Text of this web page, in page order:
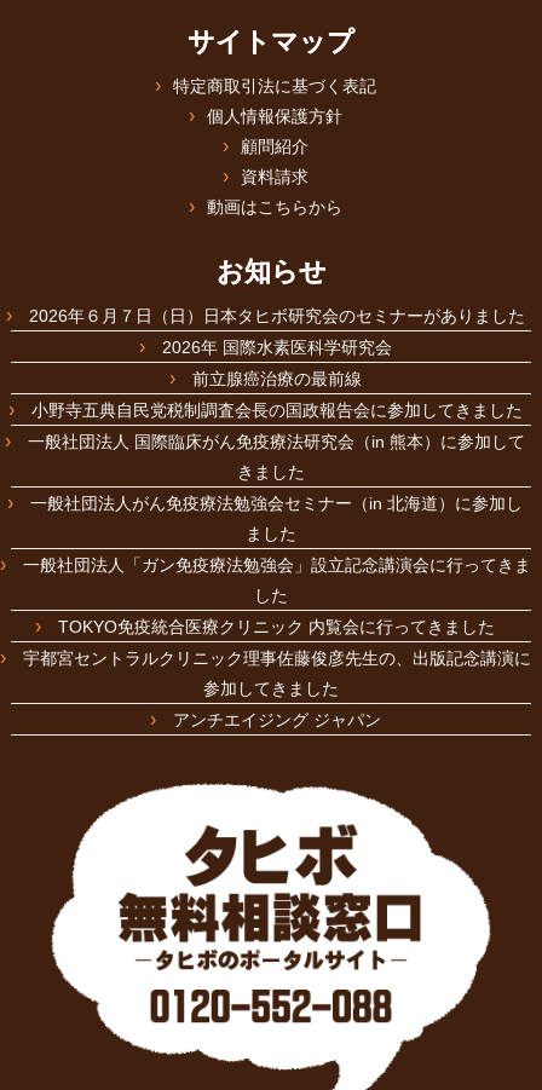
サイトマップ
特定商取引法に基づく表記
個人情報保護方針
顧問紹介
資料請求
動画はこちらから
お知らせ
2026年６月７日（日）日本タヒボ研究会のセミナーがありました
2026年 国際水素医科学研究会
前立腺癌治療の最前線
小野寺五典自民党税制調査会長の国政報告会に参加してきました
一般社団法人 国際臨床がん免疫療法研究会（in 熊本）に参加して
きました
一般社団法人がん免疫療法勉強会セミナー（in 北海道）に参加し
ました
一般社団法人「ガン免疫療法勉強会」設立記念講演会に行ってきま
した
TOKYO免疫統合医療クリニック 内覧会に行ってきました
宇都宮セントラルクリニック理事佐藤俊彦先生の、出版記念講演に
参加してきました
アンチエイジング ジャパン